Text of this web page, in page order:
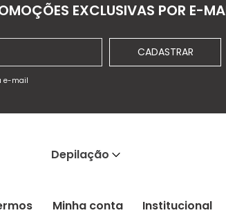
EXCLUSIVAS POR E-
CADASTRAR
e-mail
Depilação
Minha conta Institucional